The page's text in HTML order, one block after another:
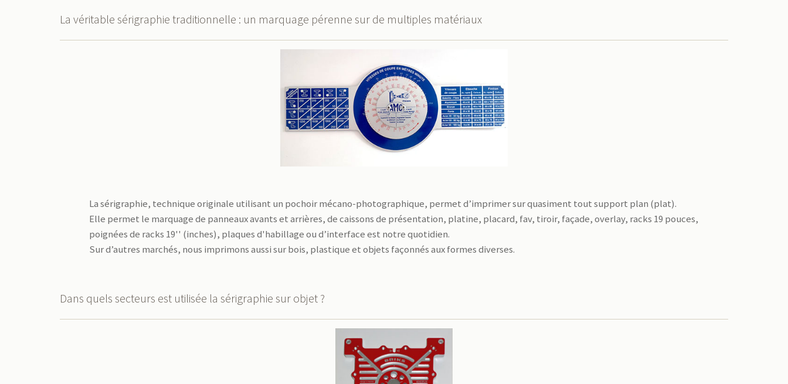
La véritable sérigraphie traditionnelle : un marquage pérenne sur de multiples matériaux
La sérigraphie, technique originale utilisant un pochoir mécano-photographique, permet d’imprimer sur quasiment tout support plan (plat).
Elle permet le marquage de panneaux avants et arrières, de caissons de présentation, platine, placard, fav, tiroir, façade, overlay, racks 19 pouces,
poignées de racks 19'' (inches), plaques d'habillage ou d’interface est notre quotidien.
Sur d’autres marchés, nous imprimons aussi sur bois, plastique et objets façonnés aux formes diverses.
Dans quels secteurs est utilisée la sérigraphie sur objet ?